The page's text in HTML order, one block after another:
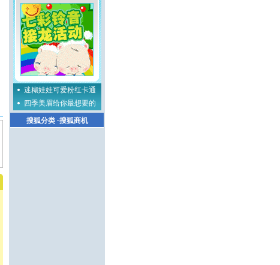
迷糊娃娃可爱粉红卡通
四季美眉给你最想要的
搜狐分类·搜狐商机